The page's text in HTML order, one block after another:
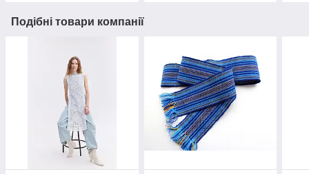
Подібні товари компанії